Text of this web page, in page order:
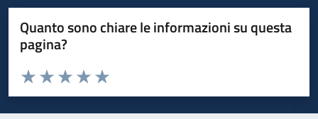
Quanto sono chiare le informazioni su questa
pagina?
Valuta da 1 a 5 stelle la pagina
Valuta 5 stelle su 5
Valuta 4 stelle su 5
Valuta 3 stelle su 5
Valuta 2 stelle su 5
Valuta 1 stelle su 5